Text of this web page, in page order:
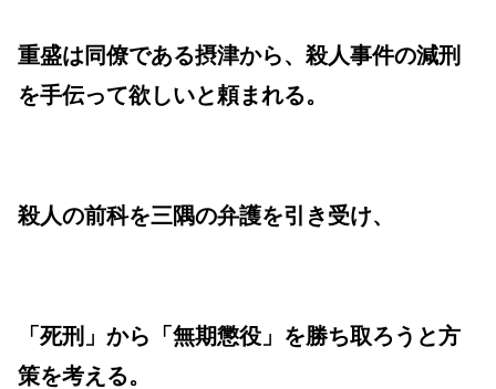
重盛は同僚である摂津から、殺人事件の減刑
を手伝って欲しいと頼まれる。
殺人の前科を三隅の弁護を引き受け、
「死刑」から「無期懲役」を勝ち取ろうと方
策を考える。